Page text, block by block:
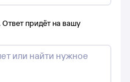
придёт на вашу